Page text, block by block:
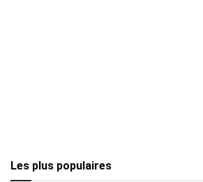
Les plus populaires